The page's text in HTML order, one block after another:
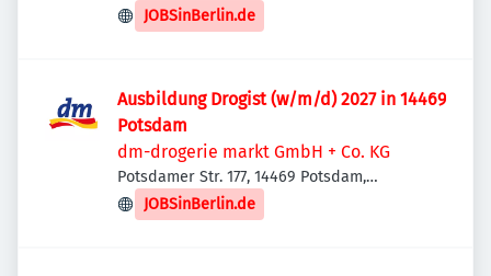
Deutschland
JOBSinBerlin.de
Ausbildung Drogist (w/m/d) 2027 in 14469
Potsdam
dm-drogerie markt GmbH + Co. KG
Potsdamer Str. 177, 14469 Potsdam,
Deutschland
JOBSinBerlin.de